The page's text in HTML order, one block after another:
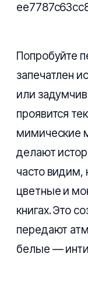
Попробуйте
запечатлен
или
проявится
мимические
делают
часто видим,
цветные и
книгах. Это
передают
белые —